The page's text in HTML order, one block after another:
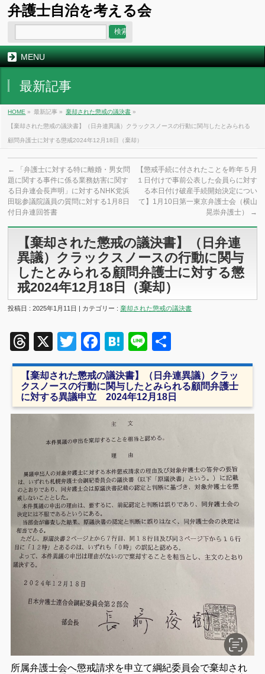
弁護士自治を考える会
MENU
最新記事
HOME » 最新記事 » 棄却された懲戒の議決書 »
【棄却された懲戒の議決書】（日弁連異議）クラックスノースの行動に関与したとみられる
顧問弁護士に対する懲戒2024年12月18日（棄却）
←
「弁護士に対する特に離婚・男女問
題に関する事件に係る業務妨害に関す
る日弁連会長声明」に対するNHK党浜
田聡参議院議員の質問に対する1月8日
付日弁連回答書
【懲戒手続に付されたことを昨年５月
１日付けで事前公表した会員らに対す
る本日付け破産手続開始決定につい
て】1月10日第一東京弁護士会（横山
晃崇弁護士）
→
【棄却された懲戒の議決書】（日弁連
異議）クラックスノースの行動に関与
したとみられる顧問弁護士に対する懲
戒2024年12月18日（棄却）
投稿日 : 2025年1月11日 | カテゴリー :棄却された懲戒の議決書
Threads
X TwitterFacebook
Hatena
Line
有
【棄却された懲戒の議決書】（日弁連異議）クラッ
クスノースの行動に関与したとみられる顧問弁護士
に対する異議申立 2024年12月18日
所属弁護士会へ懲戒請求を申立て綱紀委員会で棄却され